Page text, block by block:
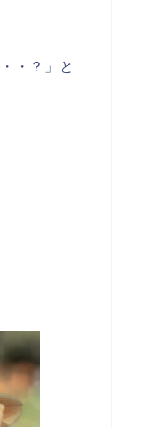
・？」と